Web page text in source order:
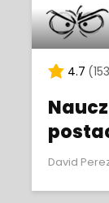
4.7
David